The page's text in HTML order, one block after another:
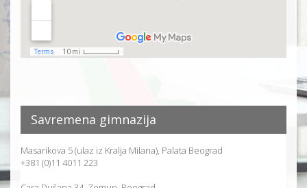
Savremena gimnazija
Masarikova 5 (ulaz iz Kralja Milana), Palata Beograd
+381 (0)11 4011 223